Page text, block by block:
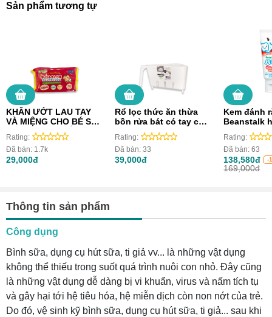
Sản phẩm tương tự
KHĂN ƯỚT LAU TAY
VÀ MIỆNG CHO BÉ S
SELECT (70 MIẾNG)
Rating:
Đã bán: 1.7k
29,000đ
Rổ lọc thức ăn thừa
bồn rửa bát có tay cầm
Kokubo
Rating:
Đã bán:33
39,000đ
Kem đánh
Beanstalk
Rating:
Đã bán:63
138,580đ -
169,000đ
Thông tin sản phẩm
Công dụng
Bình sữa, dụng cụ hút sữa, ti giả vv... là những vật dụng
không thể thiếu trong suốt quá trình nuôi con nhỏ. Đây cũng
là những vật dụng dễ dàng bị vi khuẩn, virus và nấm tích tụ
và gây hại tới hệ tiêu hóa, hệ miễn dịch còn non nớt của trẻ.
Do đó, vệ sinh kỹ bình sữa, dụng cụ hút sữa, ti giả... sau khi